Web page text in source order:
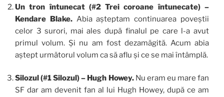
Un tron întunecat (#2 Trei coroane întunecate) –
Kendare Blake. Abia așteptam continuarea poveștii
celor 3 surori, mai ales după finalul pe care l-a avut
primul volum. Și nu am fost dezamăgită. Acum abia
aștept următorul volum ca să aflu și ce se mai întâmplă.
Silozul (#1 Silozul) – Hugh Howey.Nu eram eu mare fan
SF dar am devenit fan al lui Hugh Howey, după ce am